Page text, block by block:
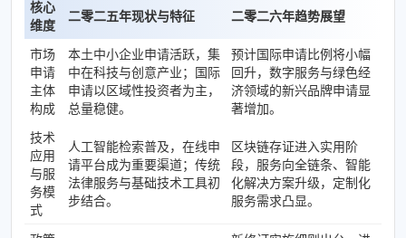
核心
维度
二零二五年现状与特征 二零二六年趋势展望
市场
申请
主体
构成
本土中小企业申请活跃，集
中在科技与创意产业；国际
申请以区域性投资者为主，
总量稳健。
预计国际申请比例将小幅
回升，数字服务与绿色经
济领域的新兴品牌申请显
著增加。
技术
应用
与服
务模
式
人工智能检索普及，在线申
请平台成为重要渠道；传统
法律服务与基础技术工具初
步结合。
区块链存证进入实用阶
段，服务向全链条、智能
化解决方案升级，定制化
服务需求凸显。